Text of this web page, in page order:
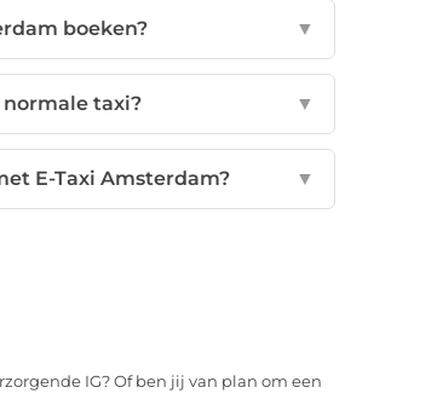
boeken? ▼
taxi? ▼
E-Taxi Amsterdam? ▼
IG? Of ben jij van plan om een